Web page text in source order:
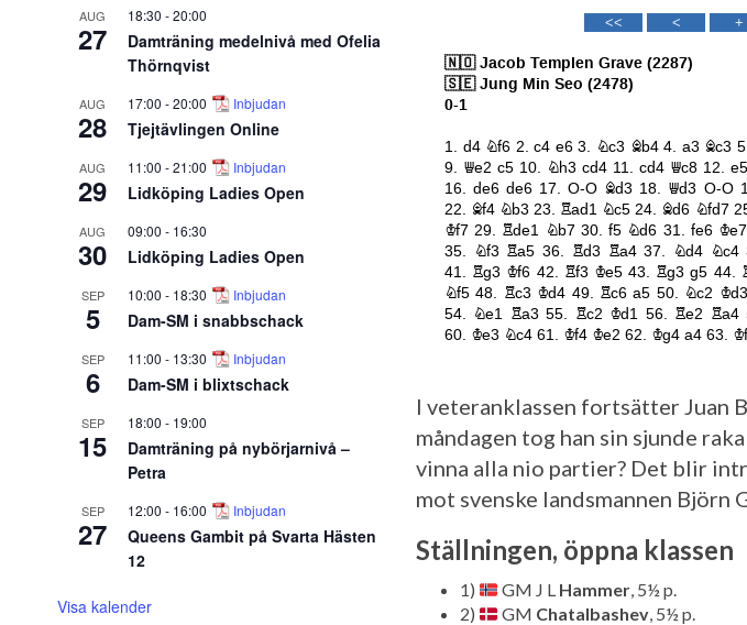
AUG
27
18:30 -20:00
Damträning medelnivå med Ofelia
Thörnqvist
AUG
28
17:00 -20:00 Inbjudan
Tjejtävlingen Online
AUG
29
11:00 -21:00 Inbjudan
Lidköping Ladies Open
AUG
30
09:00 - 16:30
Lidköping Ladies Open
SEP
5
10:00 - 18:30 Inbjudan
Dam-SM i snabbschack
SEP
6
11:00 - 13:30 Inbjudan
Dam-SM i blixtschack
SEP
15
18:00 - 19:00
Damträning på nybörjarnivå –
Petra
SEP
27
12:00 - 16:00 Inbjudan
Queens Gambit på Svarta Hästen
12
Visa kalender
I veteranklassen fortsätter Juan
måndagen tog han sin sjunde
vinna alla nio partier? Det blir
mot svenske landsmannen Björn
Ställningen, öppna klassen
1) GM J L Hammer, 5½ p.
2)
GM Chatalbashev, 5½ p.